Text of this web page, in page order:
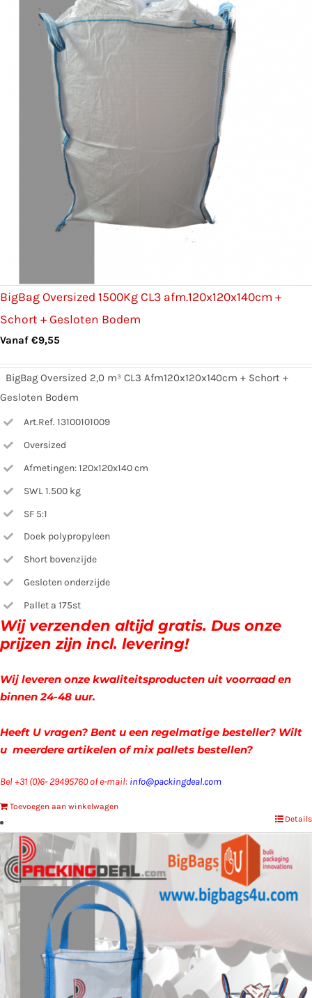
BigBag Oversized 1500Kg CL3 afm.120x120x140cm +
Schort + Gesloten Bodem
Vanaf €9,55
BigBag Oversized 2,0 m³ CL3 Afm120x120x140cm + Schort +
Gesloten Bodem
Art.Ref. 13100101009
Oversized
Afmetingen: 120x120x140 cm
SWL 1.500 kg
SF 5:1
Doek polypropyleen
Short bovenzijde
Gesloten onderzijde
Pallet a 175st
Wij verzenden altijd gratis. Dus onze
prijzen zijn incl. levering!
Wij leveren onze kwaliteitsproducten uit voorraad en
binnen 24-48 uur.
Heeft U vragen? Bent u een regelmatige besteller? Wilt
u meerdere artikelen of mix pallets bestellen?
Bel +31 (0)6- 29495760 of e-mail: info@packingdeal.com
Toevoegen aan winkelwagen
Details